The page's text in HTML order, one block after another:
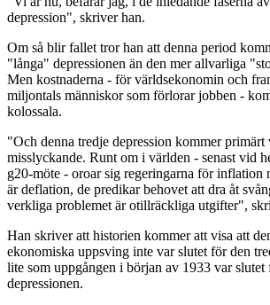
depression", skriver han.
Om så blir fallet tror han att denna period
"långa" depressionen än den mer allvarliga
Men kostnaderna - för världsekonomin och
miljontals människor som förlorar jobben -
kolossala.
"Och denna tredje depression kommer
misslyckande. Runt om i världen - senast vid
g20-möte - oroar sig regeringarna för inflation
är deflation, de predikar behovet att dra åt
verkliga problemet är otillräckliga utgifter",
Han skriver att historien kommer att visa att
ekonomiska uppsving inte var slutet för den
lite som uppgången i början av 1933 var
depressionen.